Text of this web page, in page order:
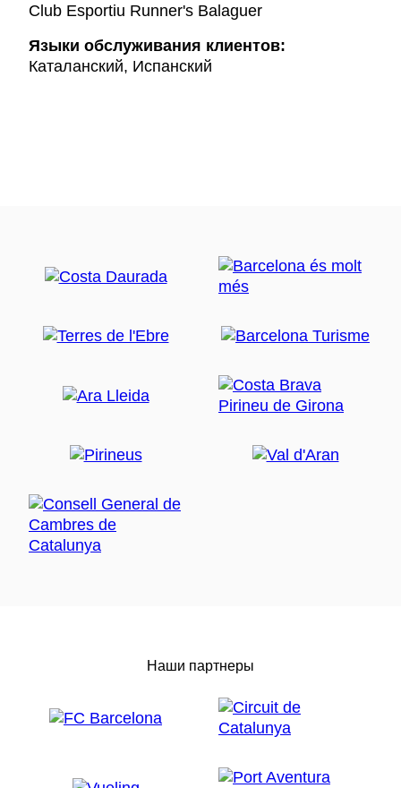
Club Esportiu Runner's Balaguer
Языки обслуживания клиентов:
Каталанский, Испанский
Наши партнеры